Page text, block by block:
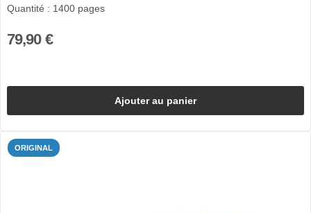
Quantité : 1400 pages
79,90 €
Ajouter au panier
ORIGINAL